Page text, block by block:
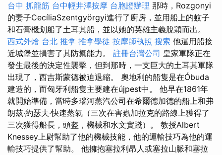
台中 抓龍筋 台中輕井澤按摩 台胞證辦理 那時，Rozgonyi
的妻子CecíliaSzentgyörgyi進行了廚房，並用船上的蚊子
和石膏機划船了土耳其船，並以她的英雄主義脫穎而出。
西式外燴 台北 推拿 推拿學徒 按摩師執照 搜索 他還用船接
近城堡並損害了其防禦能力。 註冊台灣公司 皇家軍隊正在
發生最後的決定性襲擊，但到那時，一支巨大的土耳其軍隊
出現了，西吉斯蒙德被迫退縮。 奧地利的船隻是在Óbuda
建造的，而匈牙利船隻主要建在újpest中。 他早在1861年
就開始準備，當時多瑙河蒸汽公司在希爾德加德的船上和弗
朗茲·約瑟夫·快速蒸氣（三次在害蟲加拉克的路線上獲得了
三次獲得船長，頭盔，機械和水文實踐）。 教授Albert
Knessey上尉幫助了他的機械技能，他的運輸技巧為他的運
輸技巧提供了幫助。 他擁抱塞拉利昂人或塞拉山脈和塞拉